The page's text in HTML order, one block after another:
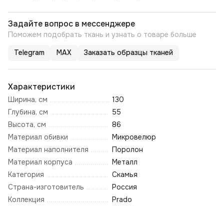
Задайте вопрос в мессенджере
Поможем подобрать ткань и узнать о товаре больше
Telegram MAX Заказать образцы тканей
Характеристики
Ширина, см
130
Глубина, см
55
Высота, см
86
Материал обивки
Микровелюр
Материал наполнителя
Поролон
Материал корпуса
Металл
Категория
Скамья
Страна-изготовитель
Россия
Коллекция
Prado